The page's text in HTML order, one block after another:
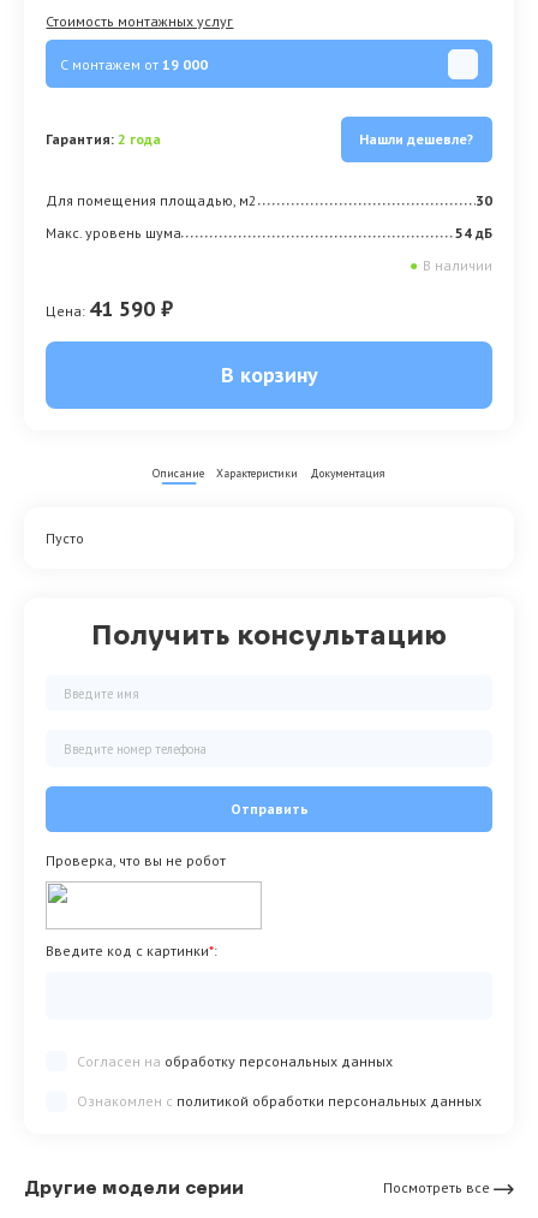
Стоимость монтажных услуг
С монтажем от19 000
Гарантия:2 года Нашли дешевле?
Для помещения площадью, м2
30
Макс. уровень шума
54 дБ
● В наличии
Цена: 41 590 ₽
В корзину
Получить консультацию
Отправить
Проверка, что вы не робот
Введите код с картинки*:
Согласен на обработку персональных данных
Ознакомлен с политикой обработки персональных данных
Описание Характеристики Документация
Пусто
Другие модели серии Посмотреть все